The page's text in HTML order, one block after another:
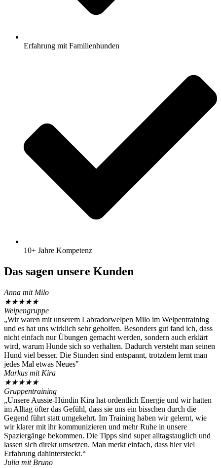
Erfahrung mit Familienhunden
10+ Jahre Kompetenz
Das sagen unsere Kunden
Anna mit Milo
★★★★★
Welpengruppe
„Wir waren mit unserem Labradorwelpen Milo im Welpentraining
und es hat uns wirklich sehr geholfen. Besonders gut fand ich, dass
nicht einfach nur Übungen gemacht werden, sondern auch erklärt
wird, warum Hunde sich so verhalten. Dadurch versteht man seinen
Hund viel besser. Die Stunden sind entspannt, trotzdem lernt man
jedes Mal etwas Neues"
Markus mit Kira
★★★★★
Gruppentraining
„Unsere Aussie-Hündin Kira hat ordentlich Energie und wir hatten
im Alltag öfter das Gefühl, dass sie uns ein bisschen durch die
Gegend führt statt umgekehrt. Im Training haben wir gelernt, wie
wir klarer mit ihr kommunizieren und mehr Ruhe in unsere
Spaziergänge bekommen. Die Tipps sind super alltagstauglich und
lassen sich direkt umsetzen. Man merkt einfach, dass hier viel
Erfahrung dahintersteckt.“
Julia mit Bruno